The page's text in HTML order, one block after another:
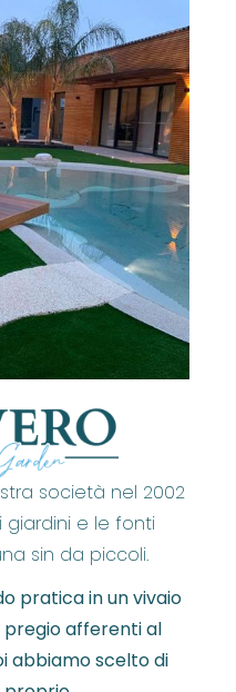
società nel 2002
giardini e le fonti
sin da piccoli.
pratica in un vivaio
pregio afferenti al
abbiamo scelto di